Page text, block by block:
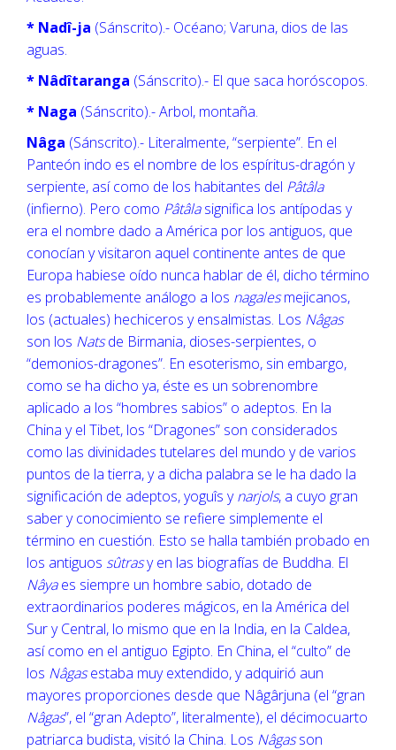
* Nadî-ja (Sánscrito).- Océano; Varuna, dios de las
aguas.
* Nâdîtaranga (Sánscrito).- El que saca horóscopos.
* Naga (Sánscrito).- Arbol, montaña.
Nâga (Sánscrito).- Literalmente, “serpiente”. En el
Panteón indo es el nombre de los espíritus-dragón y
serpiente, así como de los habitantes del Pâtâla
(infierno). Pero como Pâtâlasignifica los antípodas y
era el nombre dado a América por los antiguos, que
conocían y visitaron aquel continente antes de que
Europa habiese oído nunca hablar de él, dicho término
es probablemente análogo a los nagalesmejicanos,
los (actuales) hechiceros y ensalmistas. Los Nâgas
son los Natsde Birmania, dioses-serpientes, o
“demonios-dragones”. En esoterismo, sin embargo,
como se ha dicho ya, éste es un sobrenombre
aplicado a los “hombres sabios” o adeptos. En la
China y el Tibet, los “Dragones” son considerados
como las divinidades tutelares del mundo y de varios
puntos de la tierra, y a dicha palabra se le ha dado la
significación de adeptos, yoguîs ynarjols, a cuyo gran
saber y conocimiento se refiere simplemente el
término en cuestión. Esto se halla también probado en
los antiguos sûtrasy en las biografías de Buddha. El
Nâyaes siempre un hombre sabio, dotado de
extraordinarios poderes mágicos, en la América del
Sur y Central, lo mismo que en la India, en la Caldea,
así como en el antiguo Egipto. En China, el “culto” de
los Nâgasestaba muy extendido, y adquirió aun
mayores proporciones desde que Nâgârjuna (el “gran
Nâgas”, el “gran Adepto”, literalmente), el décimocuarto
patriarca budista, visitó la China. Los Nâgasson